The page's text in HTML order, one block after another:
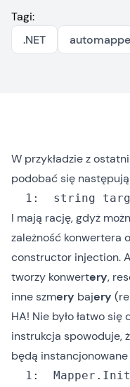
Tagi:
.NET
W przykładzie z
podobać się
  1:
string
I mają rację, gdyż
zależność konwertera
constructor injection.
tworzy konwertery,
inne szmery bajery
HA! Nie było łatwo
instrukcja spowoduje,
będą
  1: